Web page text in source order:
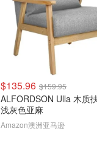
$135.96 $159.95
ALFORDSON Ulla 木质
浅灰色亚麻
Amazon澳洲亚马逊